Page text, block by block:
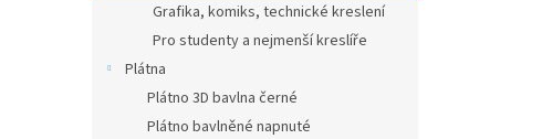
Grafika, komiks, technické kreslení
Pro studenty a nejmenší kreslíře
Plátna
Plátno 3D bavlna černé
Plátno bavlněné napnuté